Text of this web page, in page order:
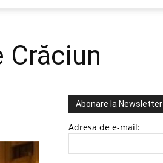
Abonare la Newsletter
Adresa de e-mail: